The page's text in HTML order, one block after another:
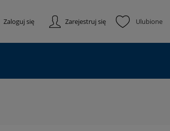
Zarejestruj się
Zaloguj się